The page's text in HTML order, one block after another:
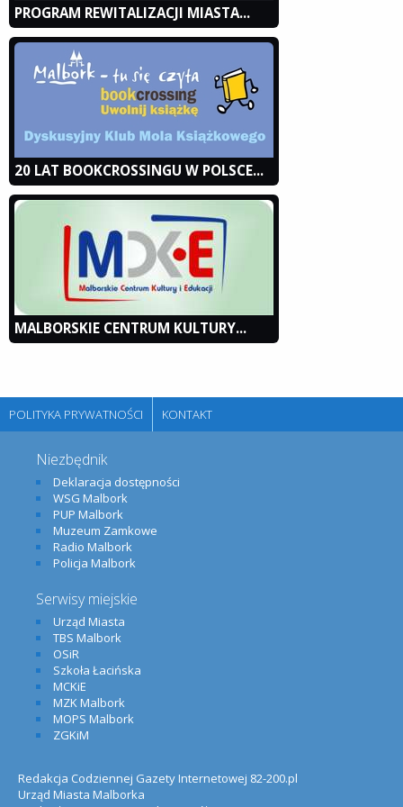
PROGRAM REWITALIZACJI MIASTA...
20 LAT BOOKCROSSINGU W POLSCE...
MALBORSKIE CENTRUM KULTURY...
POLITYKA PRYWATNOŚCI KONTAKT
Niezbędnik
Deklaracja dostępności
WSG Malbork
PUP Malbork
Muzeum Zamkowe
Radio Malbork
Policja Malbork
Serwisy miejskie
Urząd Miasta
TBS Malbork
OSiR
Szkoła Łacińska
MCKiE
MZK Malbork
MOPS Malbork
ZGKiM
Redakcja Codziennej Gazety Internetowej 82-200.pl
Urząd Miasta Malborka